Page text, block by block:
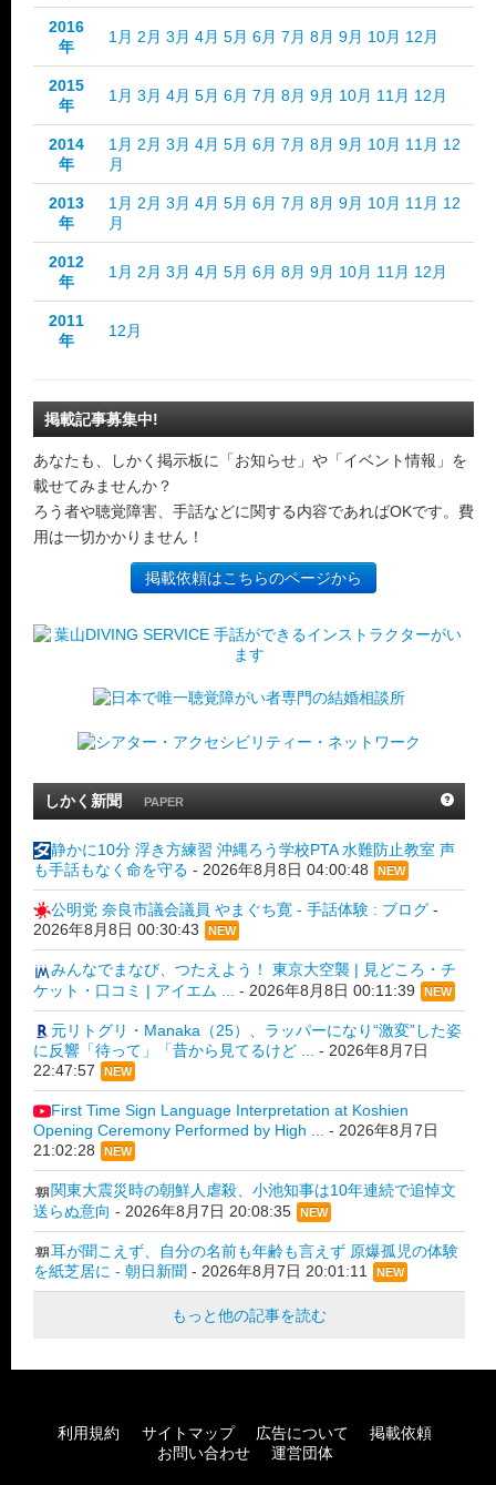
2016
年
1月 2月 3月 4月 5月 6月 7月 8月 9月 10月 12月
2015
年
1月 3月 4月 5月 6月 7月 8月 9月 10月 11月 12月
2014
年
1月 2月 3月 4月 5月 6月 7月 8月 9月 10月 11月 12
月
2013
年
1月 2月 3月 4月 5月 6月 7月 8月 9月 10月 11月 12
月
2012
年
1月 2月 3月 4月 5月 6月 8月 9月 10月 11月 12月
2011
年
12月
掲載記事募集中!
あなたも、しかく掲示板に「お知らせ」や「イベント情報」を
載せてみませんか？
ろう者や聴覚障害、手話などに関する内容であればOKです。費
用は一切かかりません！
掲載依頼はこちらのページから
しかく新聞 PAPER
静かに10分 浮き方練習 沖縄ろう学校PTA 水難防止教室 声
も手話もなく命を守る - 2026年8月8日 04:00:48 NEW
公明党 奈良市議会議員 やまぐち寛 - 手話体験 : ブログ -
2026年8月8日 00:30:43
NEW
みんなでまなび、つたえよう！ 東京大空襲 | 見どころ・チ
ケット・口コミ | アイエム ...
- 2026年8月8日 00:11:39 NEW
元リトグリ・Manaka（25）、ラッパーになり“激変”した姿
に反響「待って」「昔から見てるけど ...
- 2026年8月7日
22:47:57
NEW
First Time Sign Language Interpretation at Koshien
Opening Ceremony Performed by High ... - 2026年8月7日
21:02:28
NEW
関東大震災時の朝鮮人虐殺、小池知事は10年連続で追悼文
送らぬ意向 - 2026年8月7日 20:08:35 NEW
耳が聞こえず、自分の名前も年齢も言えず 原爆孤児の体験
を紙芝居に - 朝日新聞 - 2026年8月7日 20:01:11 NEW
もっと他の記事を読む
利用規約 サイトマップ 広告について
掲載依頼
お問い合わせ
運営団体